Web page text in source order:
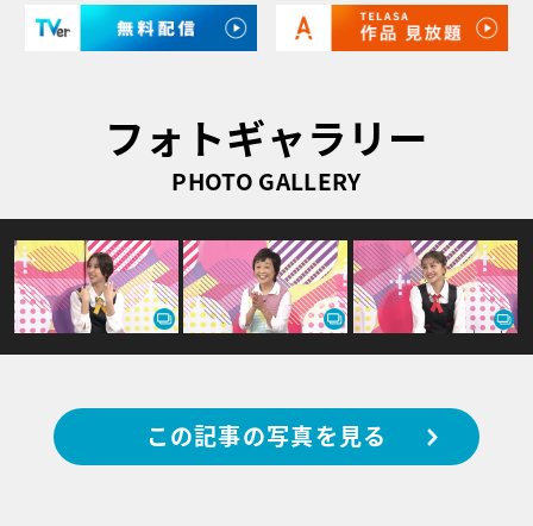
フォトギャラリー
PHOTO GALLERY
この記事の写真を見る